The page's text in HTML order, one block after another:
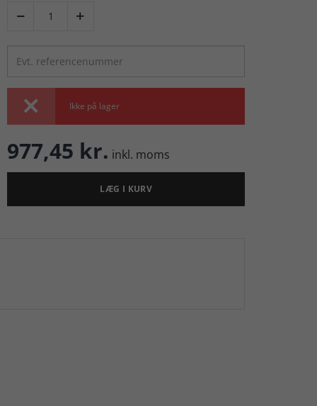
 
 Ikke på lager
977,45 kr. inkl. moms
LÆG I KURV